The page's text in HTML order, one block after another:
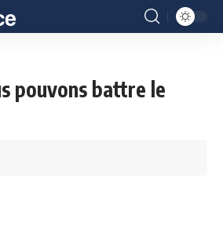
pouvons battre le